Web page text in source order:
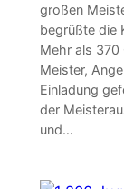
großen
begrüßte die
Mehr als 370
Meister,
Einladung
der
und…